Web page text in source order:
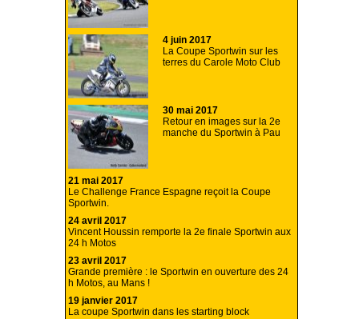
4 juin 2017
La Coupe Sportwin sur les
terres du Carole Moto Club
30 mai 2017
Retour en images sur la 2e
manche du Sportwin à Pau
21 mai 2017
Le Challenge France Espagne reçoit la Coupe
Sportwin.
24 avril 2017
Vincent Houssin remporte la 2e finale Sportwin aux
24 h Motos
23 avril 2017
Grande première : le Sportwin en ouverture des 24
h Motos, au Mans !
19 janvier 2017
La coupe Sportwin dans les starting block